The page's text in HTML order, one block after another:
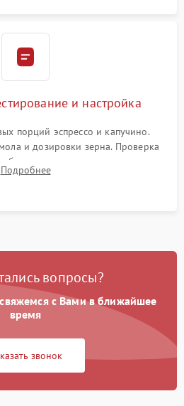
и настройка
порций эспрессо и капучино.
и дозировки зерна. Проверка
температуры напитка и
Контроль отсутствия посторонних
Подробнее
вопросы?
с Вами в ближайшее
время
звонок